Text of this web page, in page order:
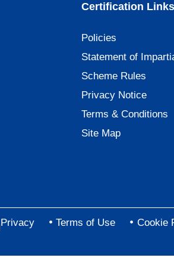
Certification Links
Policies
Statement of
Scheme Rules
Privacy Notice
Terms & Conditions
Site Map
Privacy Terms of Use Cookie